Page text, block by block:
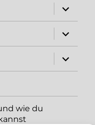
expand
child
menu
expand
child
menu
expand
child
menu
wie du